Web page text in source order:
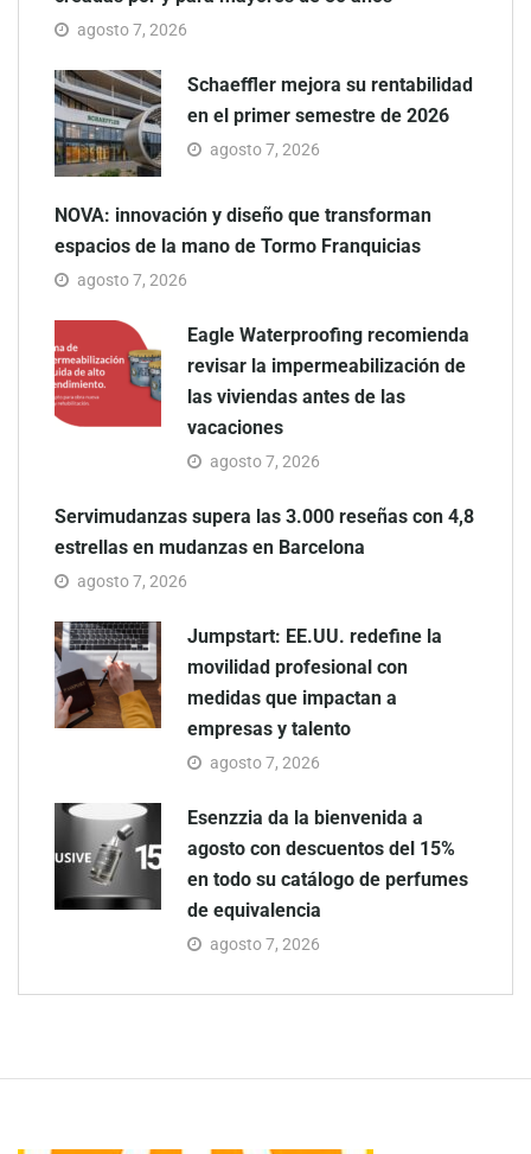
agosto 7, 2026
Schaeffler mejora su rentabilidad
en el primer semestre de 2026
agosto 7, 2026
NOVA: innovación y diseño que transforman
espacios de la mano de Tormo Franquicias
agosto 7, 2026
Eagle Waterproofing recomienda
revisar la impermeabilización de
las viviendas antes de las
vacaciones
agosto 7, 2026
Servimudanzas supera las 3.000 reseñas con 4,8
estrellas en mudanzas en Barcelona
agosto 7, 2026
Jumpstart: EE.UU. redefine la
movilidad profesional con
medidas que impactan a
empresas y talento
agosto 7, 2026
Esenzzia da la bienvenida a
agosto con descuentos del 15%
en todo su catálogo de perfumes
de equivalencia
agosto 7, 2026